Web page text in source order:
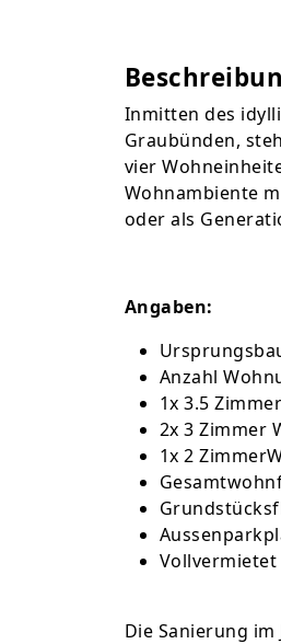
Inmitten des
Graubünden,
vier
Wohnambiente
oder als
Angaben:
Anzahl
1x 3.5
2x 3 Zimmer
1x 2
Vollvermietet
Die Sanierung